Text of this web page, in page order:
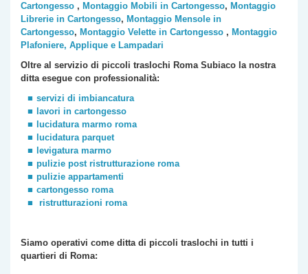
Cartongesso , Montaggio Mobili in Cartongesso, Montaggio
Librerie in Cartongesso, Montaggio Mensole in
Cartongesso, Montaggio Velette in Cartongesso , Montaggio
Plafoniere, Applique e Lampadari
Oltre al servizio di piccoli traslochi Roma Subiaco la nostra
ditta esegue con professionalità:
servizi di imbiancatura
lavori in cartongesso
lucidatura marmo roma
lucidatura parquet
levigatura marmo
pulizie post ristrutturazione roma
pulizie appartamenti
cartongesso roma
ristrutturazioni roma
Siamo operativi come ditta di piccoli traslochi in tutti i
quartieri di Roma: